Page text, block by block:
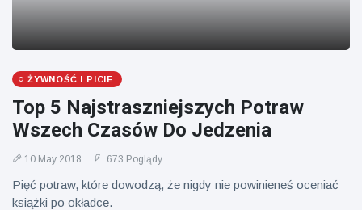
ŻYWNOŚĆ I PICIE
Top 5 Najstraszniejszych Potraw
Wszech Czasów Do Jedzenia
10 May 2018 673 Poglądy
Pięć potraw, które dowodzą, że nigdy nie powinieneś oceniać
książki po okładce.